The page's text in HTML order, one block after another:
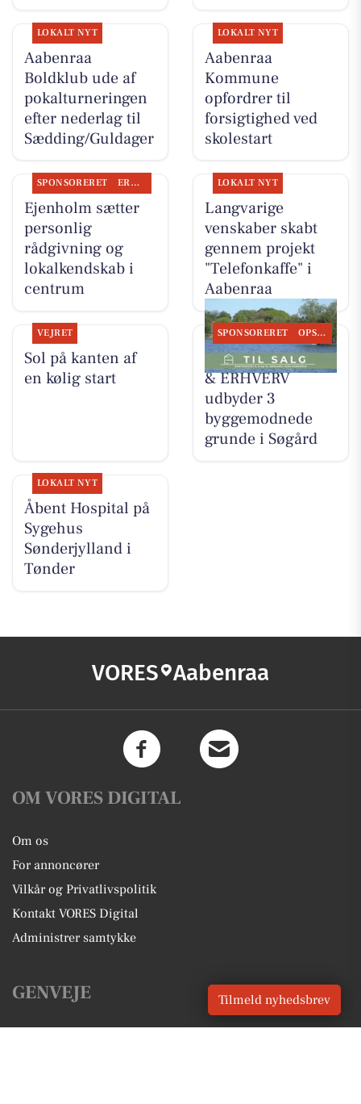
LOKALT NYT
Aabenraa
Boldklub ude af
pokalturneringen
efter nederlag til
Sædding/Guldager
LOKALT NYT
Aabenraa
Kommune
opfordrer til
forsigtighed ved
skolestart
SPONSORERET ERHVERV
Ejenholm sætter
personlig
rådgivning og
lokalkendskab i
centrum
LOKALT NYT
Langvarige
venskaber skabt
gennem projekt
"Telefonkaffe" i
Aabenraa
VEJRET
Sol på kanten af
en kølig start
SPONSORERET OPSLAGSTAVLEN
EJENHOLM BOLIG
& ERHVERV
udbyder 3
byggemodnede
grunde i Søgård
LOKALT NYT
Åbent Hospital på
Sygehus
Sønderjylland i
Tønder
VORES Aabenraa
OM VORES DIGITAL
Om os
For annoncører
Vilkår og Privatlivspolitik
Kontakt VORES Digital
Administrer samtykke
GENVEJE Tilmeld nyhedsbrev